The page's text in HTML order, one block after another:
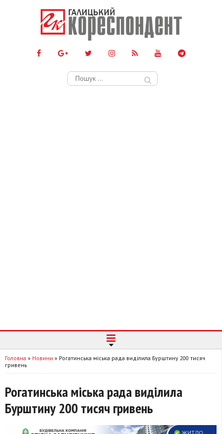
Пошук:
Головна » Новини » Рогатинська міська рада виділила Бурштину 200 тисяч
гривень
Рогатинська міська рада виділила
Бурштину 200 тисяч гривень